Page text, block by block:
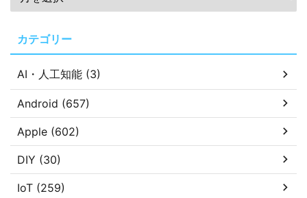
カテゴリー
AI・人工知能 (3)
Android (657)
Apple (602)
DIY (30)
IoT (259)